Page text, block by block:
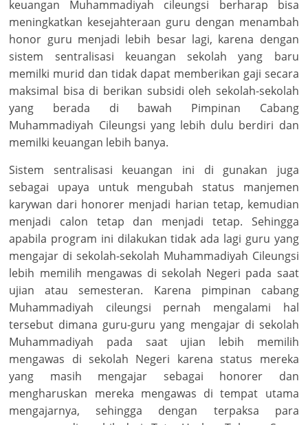
keuangan Muhammadiyah cileungsi berharap bisa
meningkatkan kesejahteraan guru dengan menambah
honor guru menjadi lebih besar lagi, karena dengan
sistem sentralisasi keuangan sekolah yang baru
memilki murid dan tidak dapat memberikan gaji secara
maksimal bisa di berikan subsidi oleh sekolah-sekolah
yang berada di bawah Pimpinan Cabang
Muhammadiyah Cileungsi yang lebih dulu berdiri dan
memilki keuangan lebih banya.
Sistem sentralisasi keuangan ini di gunakan juga
sebagai upaya untuk mengubah status manjemen
karywan dari honorer menjadi harian tetap, kemudian
menjadi calon tetap dan menjadi tetap. Sehingga
apabila program ini dilakukan tidak ada lagi guru yang
mengajar di sekolah-sekolah Muhammadiyah Cileungsi
lebih memilih mengawas di sekolah Negeri pada saat
ujian atau semesteran. Karena pimpinan cabang
Muhammadiyah cileungsi pernah mengalami hal
tersebut dimana guru-guru yang mengajar di sekolah
Muhammadiyah pada saat ujian lebih memilih
mengawas di sekolah Negeri karena status mereka
yang masih mengajar sebagai honorer dan
mengharuskan mereka mengawas di tempat utama
mengajarnya, sehingga dengan terpaksa para